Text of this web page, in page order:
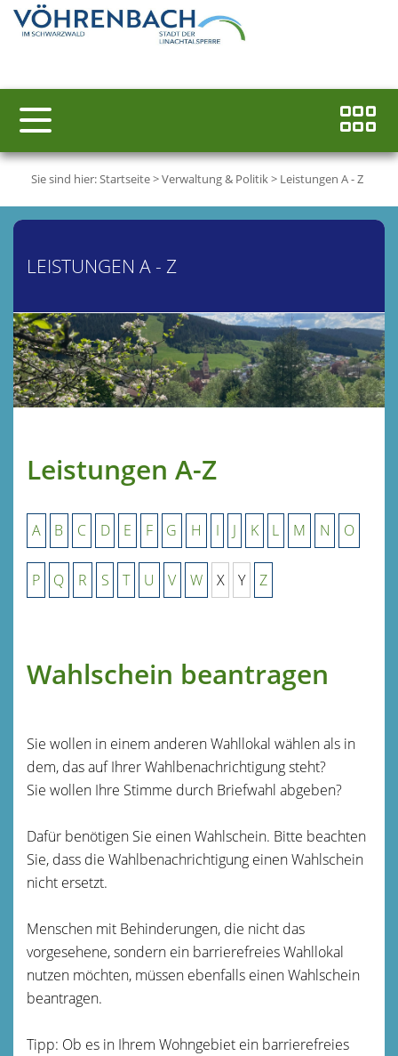
Sie sind hier:Startseite>Verwaltung & Politik> Leistungen A - Z
LEISTUNGEN A - Z
Leistungen A-Z
A B C D E F G H I J K L M N O
P Q R S T U V W X Y Z
Wahlschein beantragen
Sie wollen in einem anderen Wahllokal wählen als in
dem, das auf Ihrer Wahlbenachrichtigung steht?
Sie wollen Ihre Stimme durch Briefwahl abgeben?
Dafür benötigen Sie einen Wahlschein. Bitte beachten
Sie, dass die Wahlbenachrichtigung einen Wahlschein
nicht ersetzt.
Menschen mit Behinderungen, die nicht das
vorgesehene, sondern ein barrierefreies Wahllokal
nutzen möchten, müssen ebenfalls einen Wahlschein
beantragen.
Tipp: Ob es in Ihrem Wohngebiet ein barrierefreies